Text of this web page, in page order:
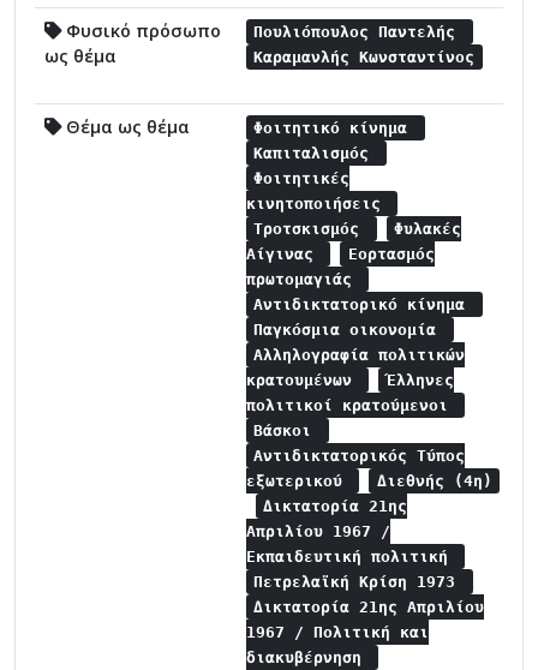
Φυσικό πρόσωπο
ως θέμα
Πουλιόπουλος Παντελής
Καραμανλής Κωνσταντίνος
Θέμα ως θέμα
Φοιτητικό κίνημα
Καπιταλισμός
Φοιτητικές
κινητοποιήσεις
Τροτσκισμός
Φυλακές
Αίγινας
Εορτασμός
πρωτομαγιάς
Αντιδικτατορικό κίνημα
Παγκόσμια οικονομία
Αλληλογραφία πολιτικών
κρατουμένων
Έλληνες
πολιτικοί κρατούμενοι
Βάσκοι
Αντιδικτατορικός Τύπος
εξωτερικού
Διεθνής (4η)
Δικτατορία 21ης
Απριλίου 1967 /
Εκπαιδευτική πολιτική
Πετρελαϊκή Κρίση 1973
Δικτατορία 21ης Απριλίου
1967 / Πολιτική και
διακυβέρνηση